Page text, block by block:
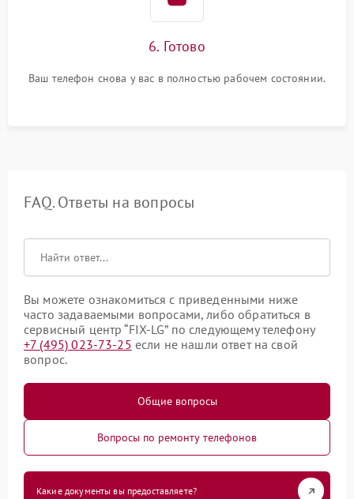
6. Готово
Ваш телефон снова у вас в полностью рабочем состоянии.
FAQ. Ответы на вопросы
Вы можете ознакомиться с приведенными ниже
часто задаваемыми вопросами, либо обратиться в
сервисный центр “FIX-LG” по следующему телефону
+7 (495) 023-73-25 если не нашли ответ на свой
вопрос.
Общие вопросы
Вопросы по ремонту телефонов
Какие документы вы предоставляете?